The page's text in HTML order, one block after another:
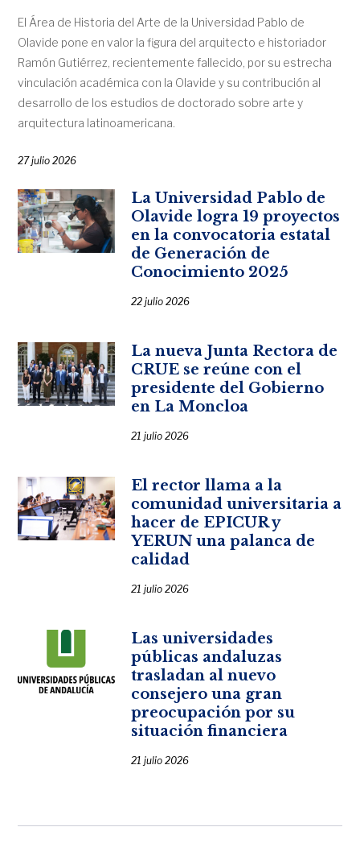
El Área de Historia del Arte de la Universidad Pablo de
Olavide pone en valor la figura del arquitecto e historiador
Ramón Gutiérrez, recientemente fallecido, por su estrecha
vinculación académica con la Olavide y su contribución al
desarrollo de los estudios de doctorado sobre arte y
arquitectura latinoamericana.
27 julio 2026
La Universidad Pablo de
Olavide logra 19 proyectos
en la convocatoria estatal
de Generación de
Conocimiento 2025
22 julio 2026
La nueva Junta Rectora de
CRUE se reúne con el
presidente del Gobierno
en La Moncloa
21 julio 2026
El rector llama a la
comunidad universitaria a
hacer de EPICUR y
YERUN una palanca de
calidad
21 julio 2026
Las universidades
públicas andaluzas
trasladan al nuevo
consejero una gran
preocupación por su
situación financiera
21 julio 2026